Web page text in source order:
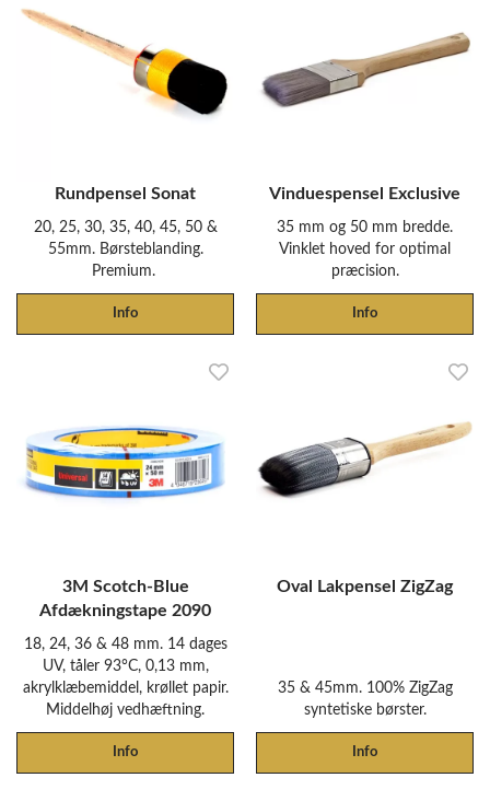
Rundpensel Sonat
20, 25, 30, 35, 40, 45, 50 &
55mm. Børsteblanding.
Premium.
Info
Vinduespensel Exclusive
35 mm og 50 mm bredde.
Vinklet hoved for optimal
præcision.
Info
3M Scotch-Blue
Afdækningstape 2090
18, 24, 36 & 48 mm. 14 dages
UV, tåler 93°C, 0,13 mm,
akrylklæbemiddel, krøllet papir.
Middelhøj vedhæftning.
Info
Oval Lakpensel ZigZag
35 & 45mm. 100% ZigZag
syntetiske børster.
Info